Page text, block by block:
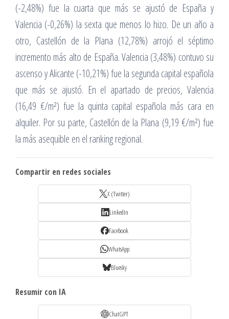
(-2,48%) fue la cuarta que más se ajustó de España y
Valencia (-0,26%) la sexta que menos lo hizo. De un año a
otro, Castellón de la Plana (12,78%) arrojó el séptimo
incremento más alto de España. Valencia (3,48%) contuvo su
ascenso y Alicante (-10,21%) fue la segunda capital española
que más se ajustó. En el apartado de precios, Valencia
(16,49 €/m²) fue la quinta capital española más cara en
alquiler. Por su parte, Castellón de la Plana (9,19 €/m²) fue
la más asequible en el ranking regional.
Compartir en redes sociales
X (Twitter)
LinkedIn
Facebook
WhatsApp
Bluesky
Resumir con IA
ChatGPT